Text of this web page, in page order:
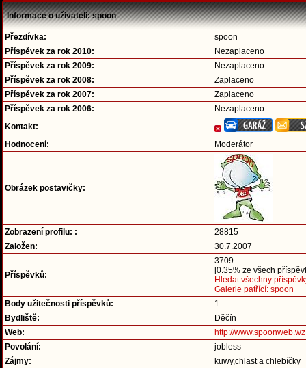
Informace o uživateli: spoon
Přezdívka:
spoon
Příspěvek za rok 2010:
Nezaplaceno
Příspěvek za rok 2009:
Nezaplaceno
Příspěvek za rok 2008:
Zaplaceno
Příspěvek za rok 2007:
Zaplaceno
Příspěvek za rok 2006:
Nezaplaceno
Kontakt:
Hodnocení:
Moderátor
Obrázek postavičky:
Zobrazení profilu: :
28815
Založen:
30.7.2007
Příspěvků:
3709
[0.35% ze všech
Hledat všechny
Galerie patřící: spoon
Body užitečnosti příspěvků:
1
Bydliště:
Děčín
Web:
http://
Povolání:
jobless
Zájmy:
kuwy,chlast a chlebíčky